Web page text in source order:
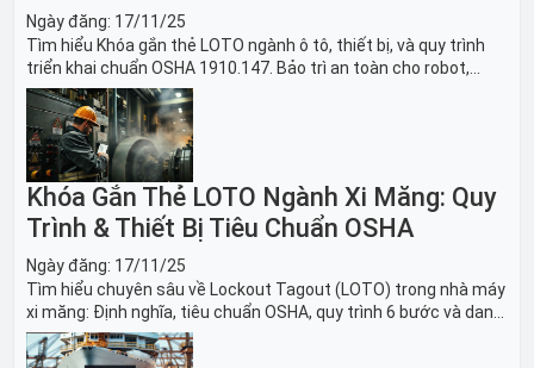
Ngày đăng: 17/11/25
Tìm hiểu Khóa gắn thẻ LOTO ngành ô tô, thiết bị, và quy trình
triển khai chuẩn OSHA 1910.147. Bảo trì an toàn cho robot,
băng tải sản xuất ô tô và dây chuyền lắp ráp xe hơi.
Khóa Gắn Thẻ LOTO Ngành Xi Măng: Quy
Trình & Thiết Bị Tiêu Chuẩn OSHA
Ngày đăng: 17/11/25
Tìm hiểu chuyên sâu về Lockout Tagout (LOTO) trong nhà máy
xi măng: Định nghĩa, tiêu chuẩn OSHA, quy trình 6 bước và danh
sách thiết bị LOTO thiết yếu. Giải pháp bảo trì lò nung, máy
nghiền an toàn.